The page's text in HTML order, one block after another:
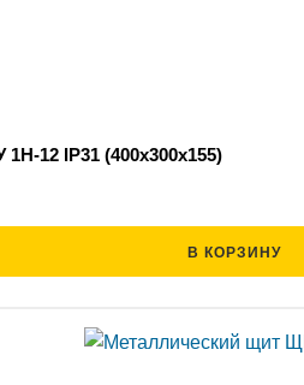
12 IP31 (400х300х155)
В КОРЗИНУ